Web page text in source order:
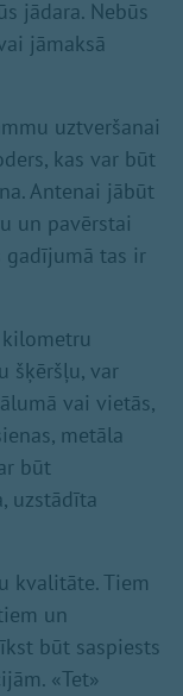
jādara. Nebūs
jāmaksā
uztveršanai
kas var būt
Antenai jābūt
un pavērstai
gadījumā tas ir
šķēršļu, var
vai vietās,
metāla
būt
uzstādīta
kvalitāte. Tiem
un
būt saspiests
«Tet»